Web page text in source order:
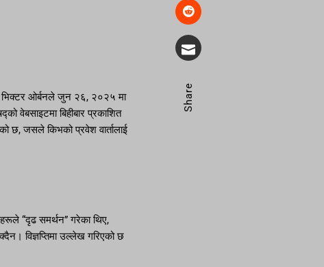
Share
भिक्टर ओर्बनले जुन २६, २०२५ मा
वेबसाइटमा बिहीबार प्रकाशित
छ, जसले किभको प्रवेश वार्तालाई
“दृढ समर्थन” गरेका थिए,
विज्ञप्तिमा उल्लेख गरिएको छ